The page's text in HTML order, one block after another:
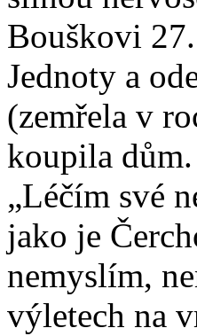
Bouškovi
Jednoty a
(zemřela v
koupila
„Léčím své
jako je
nemyslím,
výletech na